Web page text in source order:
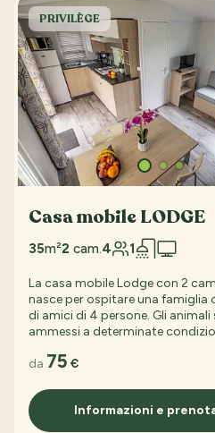
PRIVILÈGE
Casa mobile LODGE
35m²2 cam.4 1
La casa mobile Lodge con 2
nasce per ospitare una famiglia
di amici di 4 persone. Gli animali
ammessi a determinate
da 75 €
Informazioni e